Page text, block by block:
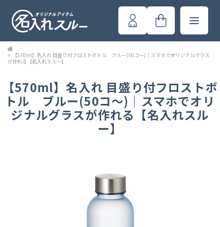
>
【570ml】名入れ 目盛り付フロストボトル ブルー(50コ～)｜スマホでオリジナルグラス
が作れる【名入れスルー】
【570ml】名入れ 目盛り付フロストボ
トル ブルー(50コ～)｜スマホでオリ
ジナルグラスが作れる【名入れスル
ー】